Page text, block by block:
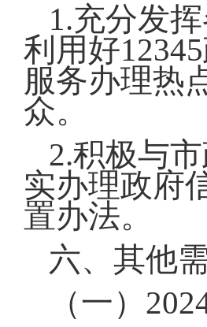
1.充分发
利用好
服务办理热
众。
2.积极与
实办理政府
置办法。
六、其他
（一）